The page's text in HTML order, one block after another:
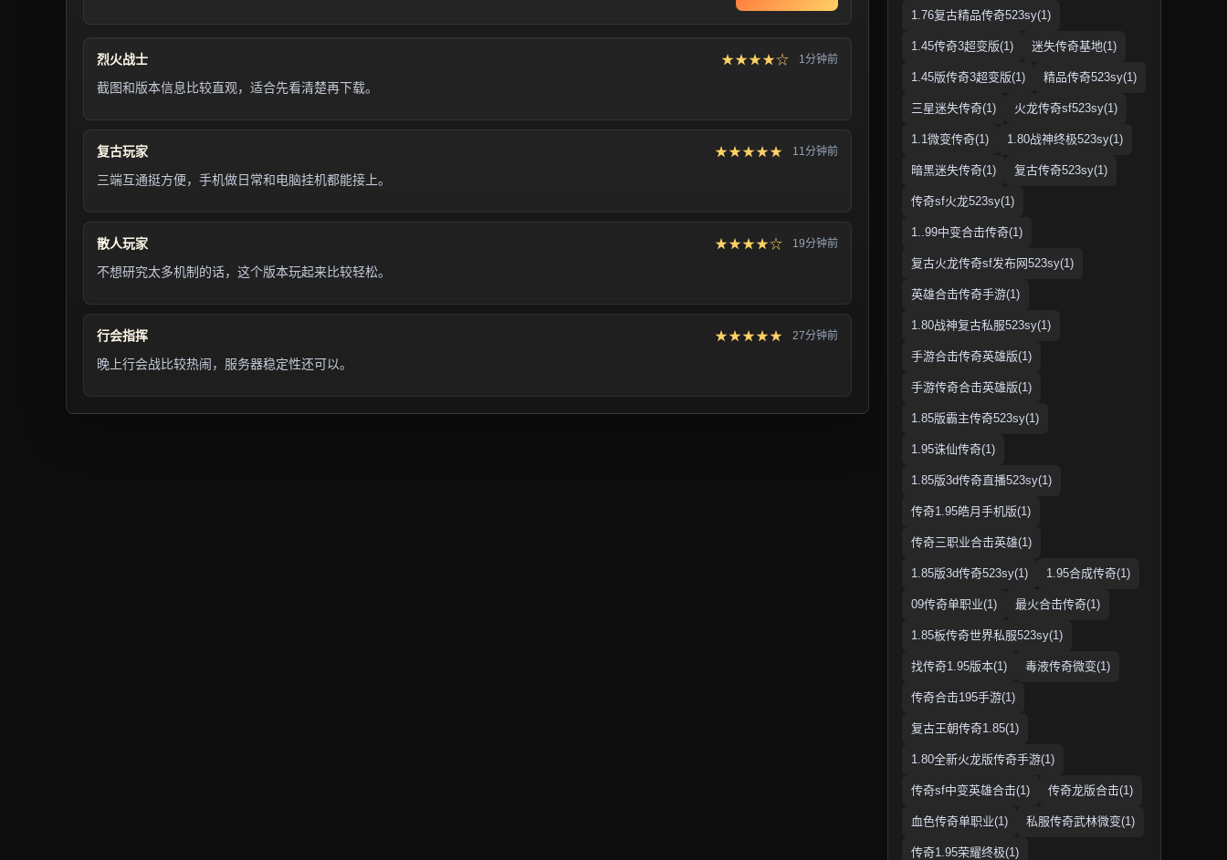
烈火战士 ★★★★☆ 1分钟前
截图和版本信息比较直观，适合先看清楚再下载。
复古玩家 ★★★★★ 11分钟前
三端互通挺方便，手机做日常和电脑挂机都能接上。
散人玩家 ★★★★☆ 19分钟前
不想研究太多机制的话，这个版本玩起来比较轻松。
行会指挥 ★★★★★ 27分钟前
晚上行会战比较热闹，服务器稳定性还可以。
1.76复古精品传奇523sy(1)
1.45传奇3超变版(1) 迷失传奇基地(1)
1.45版传奇3超变版(1) 精品传奇523sy(1)
三星迷失传奇(1) 火龙传奇sf523sy(1)
1.1微变传奇(1) 1.80战神终极523sy(1)
暗黑迷失传奇(1) 复古传奇523sy(1)
传奇sf火龙523sy(1)
1..99中变合击传奇(1)
复古火龙传奇sf发布网523sy(1)
英雄合击传奇手游(1)
1.80战神复古私服523sy(1)
手游合击传奇英雄版(1)
手游传奇合击英雄版(1)
1.85版霸主传奇523sy(1)
1.95诛仙传奇(1)
1.85版3d传奇直播523sy(1)
传奇1.95皓月手机版(1)
传奇三职业合击英雄(1)
1.85版3d传奇523sy(1) 1.95合成传奇(1)
09传奇单职业(1) 最火合击传奇(1)
1.85板传奇世界私服523sy(1)
找传奇1.95版本(1) 毒液传奇微变(1)
传奇合击195手游(1)
复古王朝传奇1.85(1)
1.80全新火龙版传奇手游(1)
传奇sf中变英雄合击(1) 传奇龙版合击(1)
血色传奇单职业(1) 私服传奇武林微变(1)
传奇1.95荣耀终极(1)